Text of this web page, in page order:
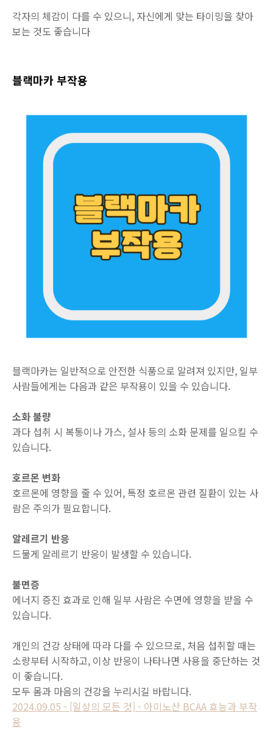
각자의 체감이 다를 수 있으니, 자신에게 맞는 타이밍을 찾아
보는 것도 좋습니다
블랙마카 부작용
블랙마카는 일반적으로 안전한 식품으로 알려져 있지만, 일부
사람들에게는 다음과 같은 부작용이 있을 수 있습니다.
소화 불량
과다 섭취 시 복통이나 가스, 설사 등의 소화 문제를 일으킬 수
있습니다.
호르몬 변화
호르몬에 영향을 줄 수 있어, 특정 호르몬 관련 질환이 있는 사
람은 주의가 필요합니다.
알레르기 반응
드물게 알레르기 반응이 발생할 수 있습니다.
불면증
에너지 증진 효과로 인해 일부 사람은 수면에 영향을 받을 수
있습니다.
개인의 건강 상태에 따라 다를 수 있으므로, 처음 섭취할 때는
소량부터 시작하고, 이상 반응이 나타나면 사용을 중단하는 것
이 좋습니다.
모두 몸과 마음의 건강을 누리시길 바랍니다.
2024.09.05 - [일상의 모든 것] - 아미노산 BCAA 효능과 부작
용